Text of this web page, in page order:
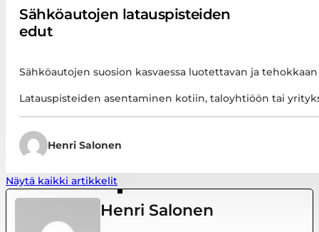
Sähköautojen latauspisteiden
edut
Sähköautojen suosion kasvaessa luotettavan ja
Latauspisteiden asentaminen kotiin, taloyhtiöön tai
Henri Salonen
Näytä kaikki artikkelit
Henri Salonen